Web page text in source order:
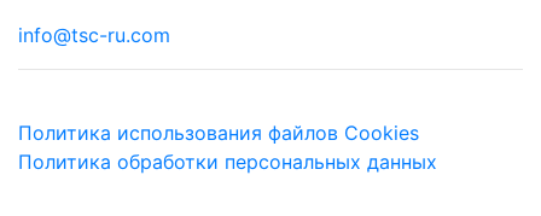
info@tsc-ru.com
Политика использования файлов Cookies
Политика обработки персональных данных